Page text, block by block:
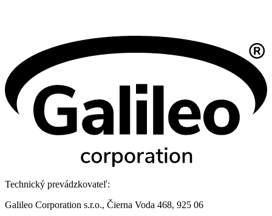
Technický prevádzkovateľ:
Galileo Corporation s.r.o., Čierna Voda 468, 925 06